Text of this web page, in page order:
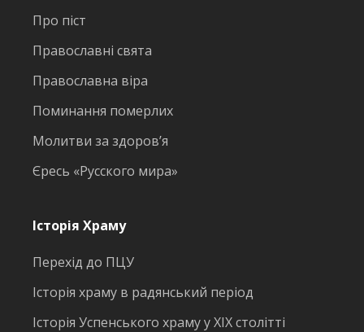
Про піст
Православні свята
Православна віра
Поминання померлих
Молитви за здоров’я
Єресь «Русского мира»
Історія Храму
Перехід до ПЦУ
Історія храму в радянський період
Історія Успенського храму у ХІХ столітті